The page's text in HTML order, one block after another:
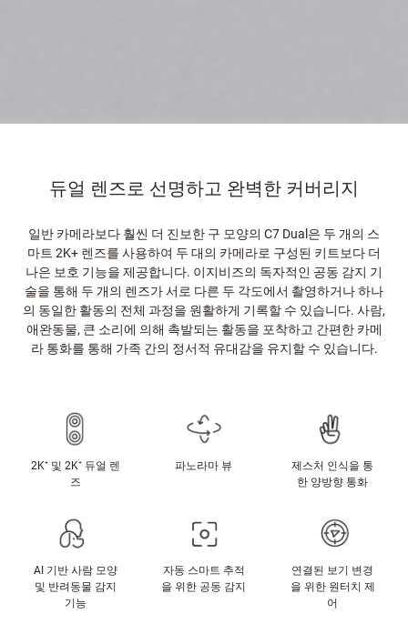
듀얼 렌즈로 선명하고 완벽한 커버리지
일반 카메라보다 훨씬 더 진보한 구 모양의 C7 Dual은 두 개의 스
마트 2K+ 렌즈를 사용하여 두 대의 카메라로 구성된 키트보다 더
나은 보호 기능을 제공합니다. 이지비즈의 독자적인 공동 감지 기
술을 통해 두 개의 렌즈가 서로 다른 두 각도에서 촬영하거나 하나
의 동일한 활동의 전체 과정을 원활하게 기록할 수 있습니다. 사람,
애완동물, 큰 소리에 의해 촉발되는 활동을 포착하고 간편한 카메
라 통화를 통해 가족 간의 정서적 유대감을 유지할 수 있습니다.
2K⁺ 및 2K⁺ 듀얼 렌
즈
파노라마 뷰
제스처 인식을 통
한 양방향 통화
AI 기반 사람 모양
및 반려동물 감지
기능
자동 스마트 추적
을 위한 공동 감지
연결된 보기 변경
을 위한 원터치 제
어